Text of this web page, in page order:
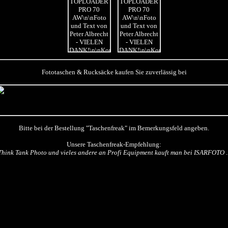
Fototaschen & Rucksäcke kaufen Sie zuverlässig bei
Bitte bei der Bestellung "Taschenfreak" im Bemerkungsfeld angeben.
Unsere Taschenfreak-Empfehlung:
Tank Photo und vieles andere an Profi Equipment kauft man bei ISARFOTO